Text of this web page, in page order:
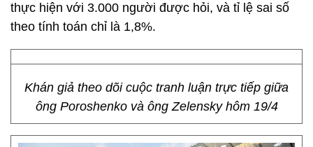
thực hiện với 3.000 người được hỏi, và tỉ lệ sai số
theo tính toán chỉ là 1,8%.
Khán giả theo dõi cuộc tranh luận trực tiếp giữa
ông Poroshenko và ông Zelensky hôm 19/4